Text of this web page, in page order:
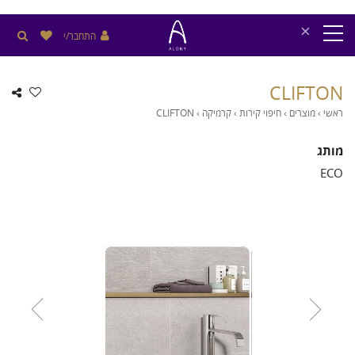
× התחבר/י
CLIFTON
ראשי ›מוצרים ›חיפוי קירות ›קרמיקה ›
CLIFTON
מותג
ECO